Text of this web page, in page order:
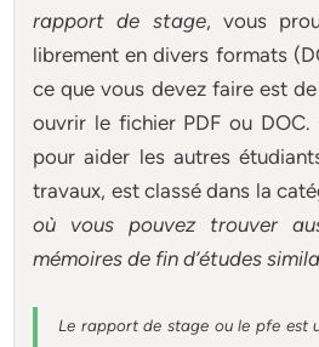
rapport de stage, vous
librement en divers formats
ce que vous devez faire est
ouvrir le fichier PDF ou
pour aider les autres
travaux, est classé dans la
où vous pouvez trouver
mémoiresde fin d’études
Le rapport de stage ou le pfe est